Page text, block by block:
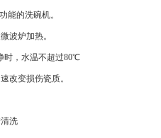
能的洗碗机。
波炉加热。
时，水温不超过80℃
改变损伤瓷质。
洗